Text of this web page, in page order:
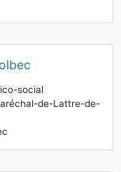
social
de-Lattre-de-